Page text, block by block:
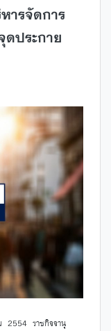
ารจัดการ
ประกาย
2554 ราชกิจจานุ